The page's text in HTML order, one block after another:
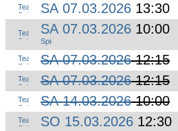
SA 07.03.2026 13:30
SA 07.03.2026 10:00
SA 07.03.202612:15
SA 07.03.202612:15
SA 14.03.202610:00
SO 15.03.2026 12:30